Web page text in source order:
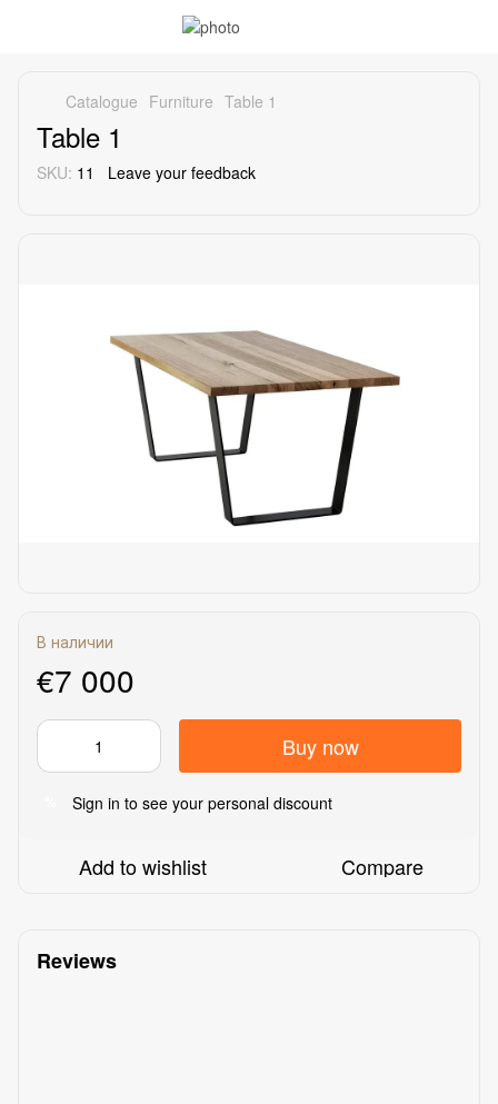
Catalogue Furniture Table 1
Table 1
SKU: 11 Leave your feedback
В наличии
€7 000
Buy now
Sign in to see your personal discount
Add to wishlist Compare
Reviews